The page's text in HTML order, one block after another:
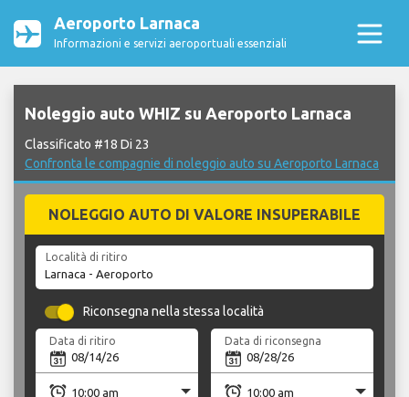
Aeroporto Larnaca
Informazioni e servizi aeroportuali essenziali
Noleggio auto WHIZ su Aeroporto Larnaca
Classificato #18 Di 23
Confronta le compagnie di noleggio auto su Aeroporto Larnaca
NOLEGGIO AUTO DI VALORE INSUPERABILE
Località di ritiro
Riconsegna nella stessa località
Data di ritiro Data di riconsegna